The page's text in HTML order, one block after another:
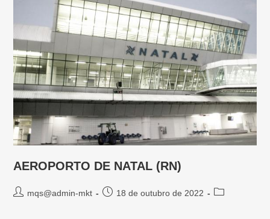
AEROPORTO DE NATAL (RN)
mqs@admin-mkt 18 de outubro de 2022